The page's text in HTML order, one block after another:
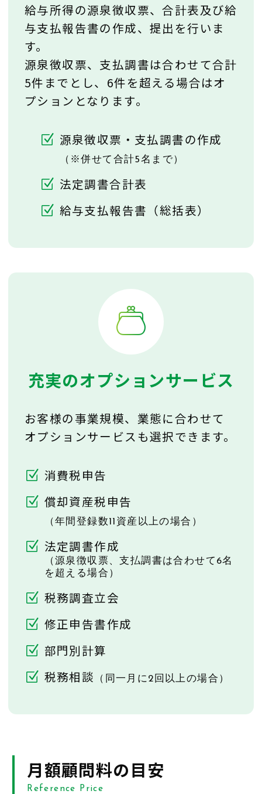
給与所得の源泉徴収票、合計表及び給
与支払報告書の作成、提出を行いま
す。
源泉徴収票、支払調書は合わせて合計
5件までとし、6件を超える場合はオ
プションとなります。
源泉徴収票・支払調書の作成
（※併せて合計5名まで）
法定調書合計表
給与支払報告書（総括表）
充実のオプションサービス
お客様の事業規模、業態に合わせて
オプションサービスも選択できます。
消費税申告
償却資産税申告
（年間登録数11資産以上の場合）
法定調書作成
（源泉徴収票、支払調書は合わせて6名
を超える場合）
税務調査立会
修正申告書作成
部門別計算
税務相談
（同一月に2回以上の場合）
月額顧問料の目安
Reference Price